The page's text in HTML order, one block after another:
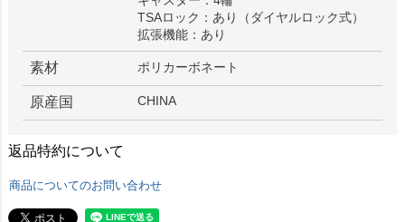
TSAロック：あり（ダイヤルロック式）
拡張機能：あり
素材 ポリカーボネート
原産国 CHINA
返品特約について
商品についてのお問い合わせ